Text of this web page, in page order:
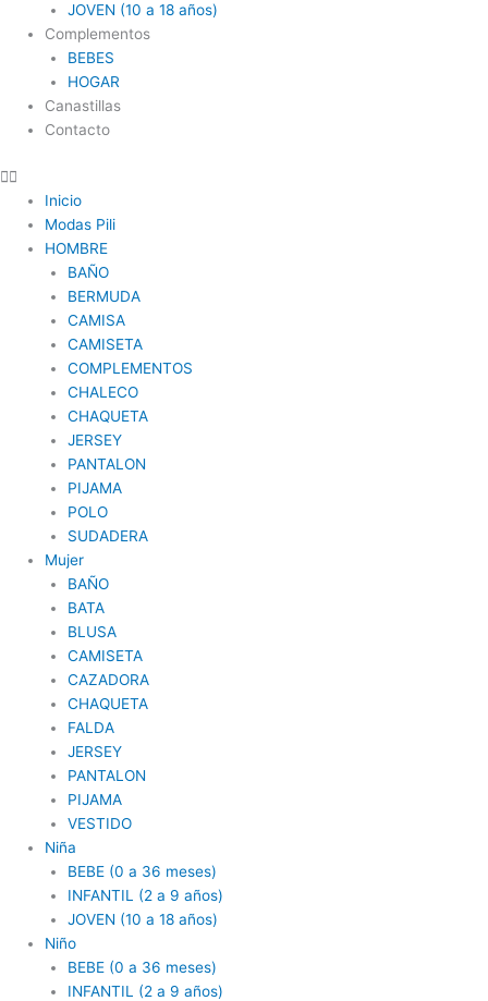
JOVEN (10 a 18 años)
Complementos
BEBES
HOGAR
Canastillas
Contacto
Inicio
Modas Pili
HOMBRE
BAÑO
BERMUDA
CAMISA
CAMISETA
COMPLEMENTOS
CHALECO
CHAQUETA
JERSEY
PANTALON
PIJAMA
POLO
SUDADERA
Mujer
BAÑO
BATA
BLUSA
CAMISETA
CAZADORA
CHAQUETA
FALDA
JERSEY
PANTALON
PIJAMA
VESTIDO
Niña
BEBE (0 a 36 meses)
INFANTIL (2 a 9 años)
JOVEN (10 a 18 años)
Niño
BEBE (0 a 36 meses)
INFANTIL (2 a 9 años)